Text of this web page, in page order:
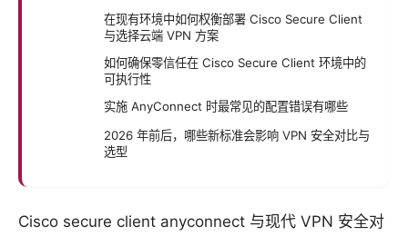
在现有环境中如何权衡部署 Cisco Secure Client
与选择云端 VPN 方案
如何确保零信任在 Cisco Secure Client 环境中的
可执行性
实施 AnyConnect 时最常见的配置错误有哪些
2026 年前后，哪些新标准会影响 VPN 安全对比与
选型
Cisco secure client anyconnect 与现代 VPN 安全对